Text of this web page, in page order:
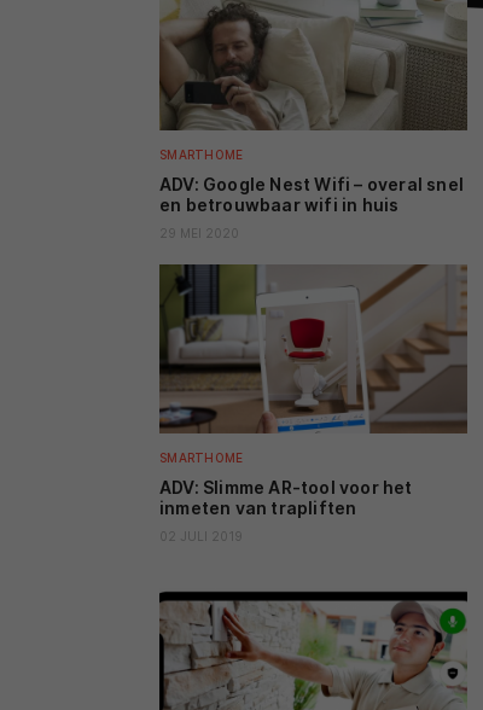
SMARTHOME
ADV: Google Nest Wifi – overal snel
en betrouwbaar wifi in huis
29 MEI 2020
SMARTHOME
ADV: Slimme AR-tool voor het
inmeten van trapliften
02 JULI 2019